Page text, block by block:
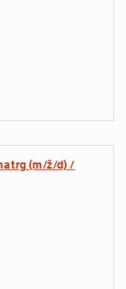
trg (m/ž/d) /